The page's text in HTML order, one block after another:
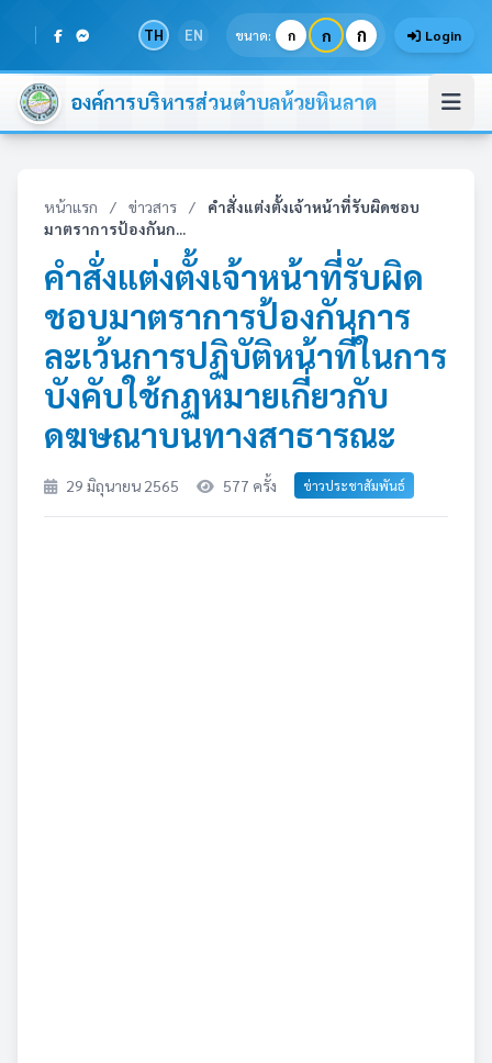
TH EN ขนาด: ก ก ก Login
องค์การบริหารส่วนตำบลห้วยหินลาด
หน้าแรก / ข่าวสาร /
คำสั่งแต่งตั้งเจ้าหน้าที่รับผิดชอบ
มาตราการป้องกันก...
คำสั่งแต่งตั้งเจ้าหน้าที่รับผิด
ชอบมาตราการป้องกันการ
ละเว้นการปฏิบัติหน้าที่ในการ
บังคับใช้กฏหมายเกี่ยวกับ
ดฆษณาบนทางสาธารณะ
29 มิถุนายน 2565 577 ครั้ง ข่าวประชาสัมพันธ์